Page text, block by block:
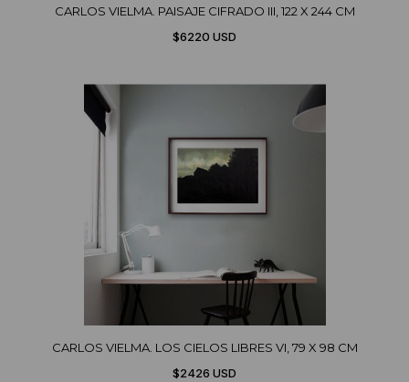
CARLOS VIELMA. PAISAJE CIFRADO III, 122 X 244 CM
$6220 USD
CARLOS VIELMA. LOS CIELOS LIBRES VI, 79 X 98 CM
$2426 USD